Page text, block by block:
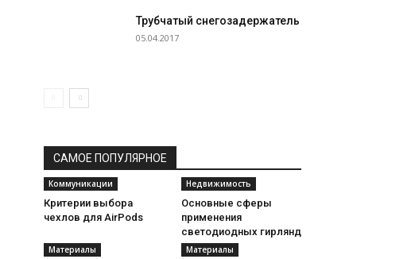
Трубчатый снегозадержатель
05.04.2017
САМОЕ ПОПУЛЯРНОЕ
Коммуникации
Критерии выбора
чехлов для AirPods
Недвижимость
Основные сферы
применения
светодиодных гирлянд
Материалы Материалы